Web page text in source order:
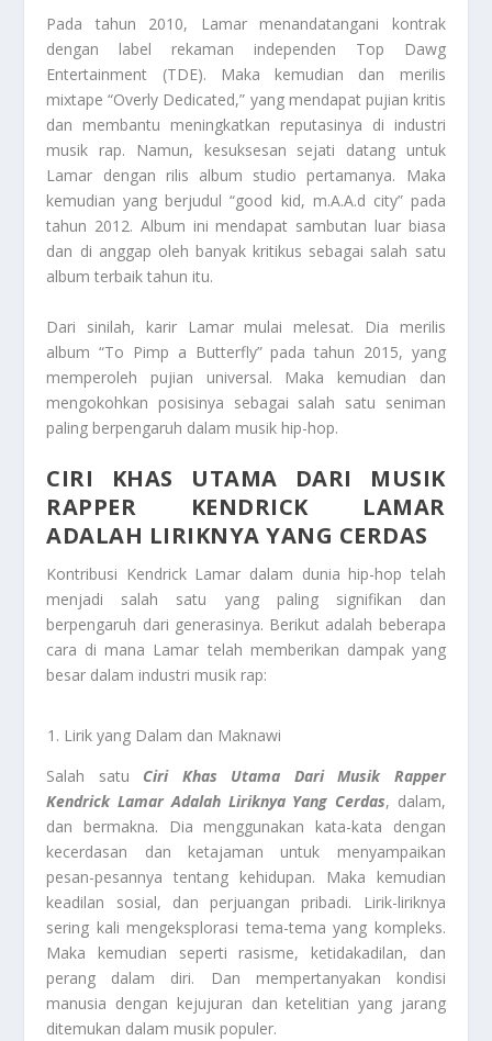
Pada tahun 2010, Lamar menandatangani kontrak
dengan label rekaman independen Top Dawg
Entertainment (TDE). Maka kemudian dan merilis
mixtape “Overly Dedicated,” yang mendapat pujian kritis
dan membantu meningkatkan reputasinya di industri
musik rap. Namun, kesuksesan sejati datang untuk
Lamar dengan rilis album studio pertamanya. Maka
kemudian yang berjudul “good kid, m.A.A.d city” pada
tahun 2012. Album ini mendapat sambutan luar biasa
dan di anggap oleh banyak kritikus sebagai salah satu
album terbaik tahun itu.
Dari sinilah, karir Lamar mulai melesat. Dia merilis
album “To Pimp a Butterfly” pada tahun 2015, yang
memperoleh pujian universal. Maka kemudian dan
mengokohkan posisinya sebagai salah satu seniman
paling berpengaruh dalam musik hip-hop.
CIRI KHAS UTAMA DARI MUSIK
RAPPER KENDRICK LAMAR
ADALAH LIRIKNYA YANG CERDAS
Kontribusi Kendrick Lamar dalam dunia hip-hop telah
menjadi salah satu yang paling signifikan dan
berpengaruh dari generasinya. Berikut adalah beberapa
cara di mana Lamar telah memberikan dampak yang
besar dalam industri musik rap:
Lirik yang Dalam dan Maknawi
Salah satu Ciri Khas Utama Dari Musik Rapper
Kendrick Lamar Adalah Liriknya Yang Cerdas, dalam,
dan bermakna. Dia menggunakan kata-kata dengan
kecerdasan dan ketajaman untuk menyampaikan
pesan-pesannya tentang kehidupan. Maka kemudian
keadilan sosial, dan perjuangan pribadi. Lirik-liriknya
sering kali mengeksplorasi tema-tema yang kompleks.
Maka kemudian seperti rasisme, ketidakadilan, dan
perang dalam diri. Dan mempertanyakan kondisi
manusia dengan kejujuran dan ketelitian yang jarang
ditemukan dalam musik populer.